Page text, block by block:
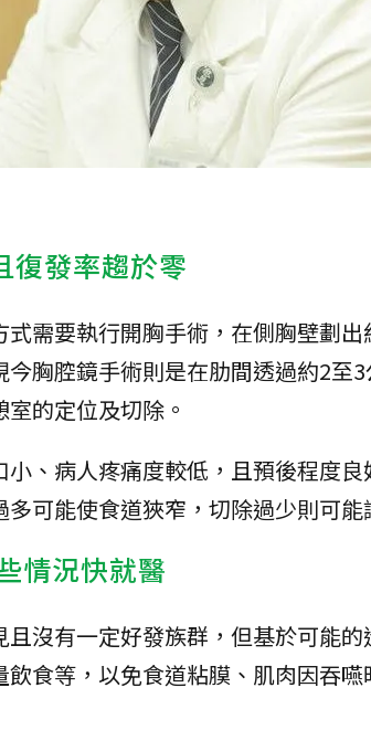
復發率趨於零
需要執行開胸手術，在側胸壁劃
胸腔鏡手術則是在肋間透過約2至
的定位及切除。
、病人疼痛度較低，且預後程度
可能使食道狹窄，切除過少則可能
情況快就醫
沒有一定好發族群，但基於可能
食等，以免食道粘膜、肌肉因吞